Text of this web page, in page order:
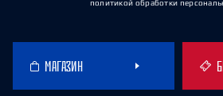
политикой обработки
МАГАЗИН